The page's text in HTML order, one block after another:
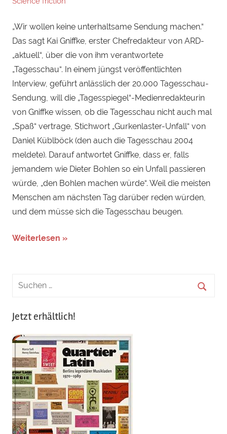
„Wir wollen keine unterhaltsame Sendung machen.“
Das sagt Kai Gniffke, erster Chefredakteur von ARD-
„aktuell“, über die von ihm verantwortete
„Tagesschau“. In einem jüngst veröffentlichten
Interview, geführt anlässlich der 20.000 Tagesschau-
Sendung, will die „Tagesspiegel“-Medienredakteurin
von Gniffke wissen, ob die Tagesschau nicht auch mal
„Spaß“ vertrage, Stichwort „Gurkenlaster-Unfall“ von
Daniel Küblböck (den auch die Tagesschau 2004
meldete). Darauf antwortet Gniffke, dass er, falls
jemandem wie Dieter Bohlen so ein Unfall passieren
würde, „den Bohlen machen würde“. Weil die meisten
Menschen am nächsten Tag darüber reden würden,
und dem müsse sich die Tagesschau beugen.
Weiterlesen »
Jetzt erhältlich!